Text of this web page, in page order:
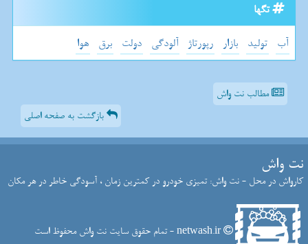
تگها
آب تولید بازار رپورتاژ آلودگی دولت برق هوا
مطالب نت واش
بازگشت به صفحه اصلی
نت واش
کارواش در محل - نت واش: تمیزی خودرو در کمترین زمان ، آسودگی خاطر در هر مکان
netwash.ir - تمام حقوق سایت نت واش محفوظ است